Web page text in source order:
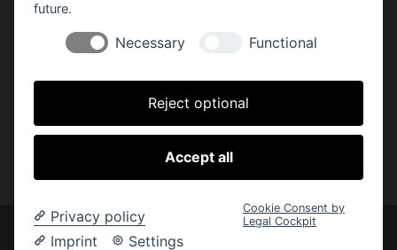
Rechtliches
Impressum
future.
Necessary Functional
Reject optional
Accept all
Privacy policy
Imprint
Settings
Cookie Consent by
Legal Cockpit